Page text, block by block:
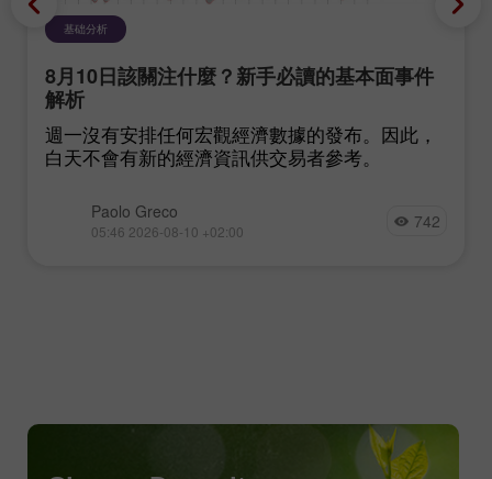
基础分析
8月10日該關注什麼？新手必讀的基本面事件
解析
週一沒有安排任何宏觀經濟數據的發布。因此，
白天不會有新的經濟資訊供交易者參考。
Paolo Greco
05:46 2026-08-10 +02:00 742